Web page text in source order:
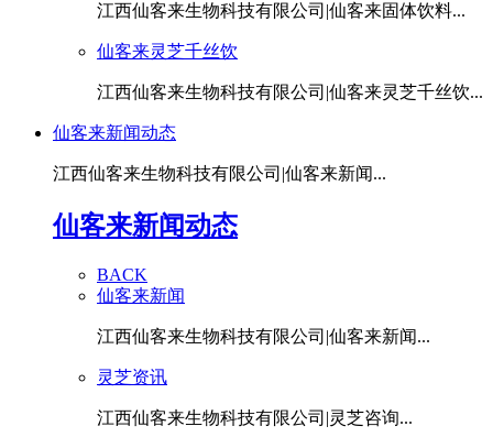
江西仙客来生物科技有限公司|仙客来固体饮料...
仙客来灵芝千丝饮
江西仙客来生物科技有限公司|仙客来灵芝千丝饮...
仙客来新闻动态
江西仙客来生物科技有限公司|仙客来新闻...
仙客来新闻动态
BACK
仙客来新闻
江西仙客来生物科技有限公司|仙客来新闻...
灵芝资讯
江西仙客来生物科技有限公司|灵芝咨询...